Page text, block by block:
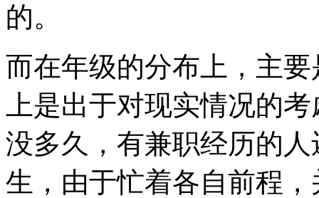
的。
而在年级的分布上，主
上是出于对现实情况的
没多久，有兼职经历的
生，由于忙着各自前程